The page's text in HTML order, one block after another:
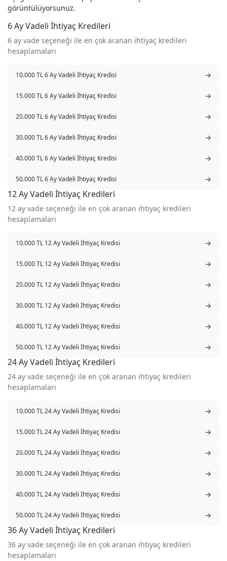
görüntülüyorsunuz.
6 Ay Vadeli İhtiyaç Kredileri
6 ay vade seçeneği ile en çok aranan ihtiyaç kredileri
hesaplamaları
10.000 TL 6 Ay Vadeli İhtiyaç Kredisi →
15.000 TL 6 Ay Vadeli İhtiyaç Kredisi →
20.000 TL 6 Ay Vadeli İhtiyaç Kredisi →
30.000 TL 6 Ay Vadeli İhtiyaç Kredisi →
40.000 TL 6 Ay Vadeli İhtiyaç Kredisi →
50.000 TL 6 Ay Vadeli İhtiyaç Kredisi →
12 Ay Vadeli İhtiyaç Kredileri
12 ay vade seçeneği ile en çok aranan ihtiyaç kredileri
hesaplamaları
10.000 TL 12 Ay Vadeli İhtiyaç Kredisi →
15.000 TL 12 Ay Vadeli İhtiyaç Kredisi →
20.000 TL 12 Ay Vadeli İhtiyaç Kredisi →
30.000 TL 12 Ay Vadeli İhtiyaç Kredisi →
40.000 TL 12 Ay Vadeli İhtiyaç Kredisi →
50.000 TL 12 Ay Vadeli İhtiyaç Kredisi →
24 Ay Vadeli İhtiyaç Kredileri
24 ay vade seçeneği ile en çok aranan ihtiyaç kredileri
hesaplamaları
10.000 TL 24 Ay Vadeli İhtiyaç Kredisi →
15.000 TL 24 Ay Vadeli İhtiyaç Kredisi →
20.000 TL 24 Ay Vadeli İhtiyaç Kredisi →
30.000 TL 24 Ay Vadeli İhtiyaç Kredisi →
40.000 TL 24 Ay Vadeli İhtiyaç Kredisi →
50.000 TL 24 Ay Vadeli İhtiyaç Kredisi →
36 Ay Vadeli İhtiyaç Kredileri
36 ay vade seçeneği ile en çok aranan ihtiyaç kredileri
hesaplamaları